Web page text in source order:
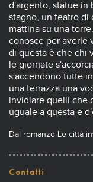
d'argento, statue in
stagno, un teatro di
mattina su una
conosce per averle
di questa è che chi
le giornate
s'accendono tutte
una terrazza una
invidiare quelli che
uguale a questa e
Dal romanzo Le città
Contatti